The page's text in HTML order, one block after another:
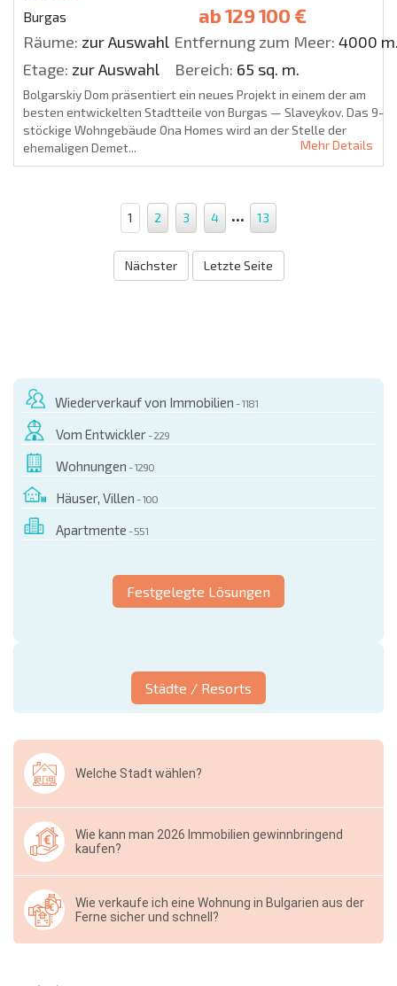
Burgas ab129 100 €
Räume: zur Auswahl Entfernung zum Meer: 4000
Etage: zur Auswahl Bereich: 65 sq. m.
Bolgarskiy Dom präsentiert ein neues Projekt in einem der am
besten entwickelten Stadtteile von Burgas — Slaveykov. Das 9-
stöckige Wohngebäude Ona Homes wird an der Stelle der
ehemaligen Demet...
Mehr Details
1 2 3 4 ... 13
Nächster Letzte Seite
Wiederverkauf von Immobilien - 1181
Vom Entwickler - 229
Wohnungen - 1290
Häuser, Villen - 100
Apartmente - 551
Festgelegte Lösungen
Städte / Resorts
Welche Stadt wählen?
Wie kann man 2026 Immobilien gewinnbringend
kaufen?
Wie verkaufe ich eine Wohnung in Bulgarien aus der
Ferne sicher und schnell?